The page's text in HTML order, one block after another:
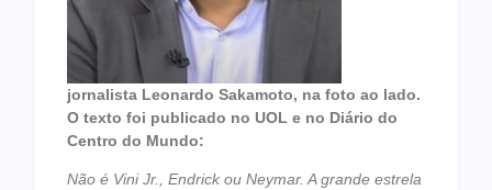
jornalista Leonardo Sakamoto, na foto ao lado.
O texto foi publicado no UOL e no Diário do
Centro do Mundo:
Não é Vini Jr., Endrick ou Neymar. A grande estrela